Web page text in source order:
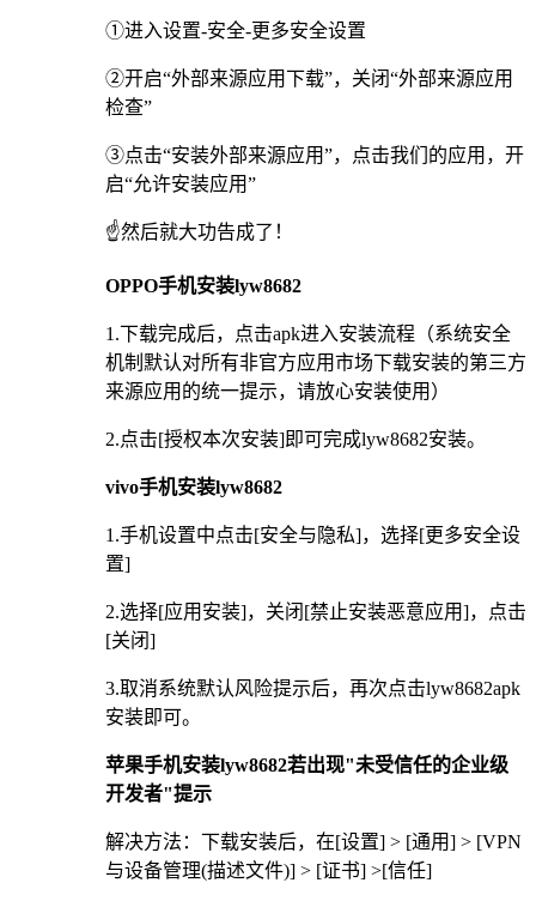
①进入设置-安全-更多安全设置
②开启“外部来源应用下载”，关闭“外部来源应用
检查”
③点击“安装外部来源应用”，点击我们的应用，开
启“允许安装应用”
☝️然后就大功告成了！
OPPO手机安装lyw8682
1.下载完成后，点击apk进入安装流程（系统安全
机制默认对所有非官方应用市场下载安装的第三方
来源应用的统一提示，请放心安装使用）
2.点击[授权本次安装]即可完成lyw8682安装。
vivo手机安装lyw8682
1.手机设置中点击[安全与隐私]，选择[更多安全设
置]
2.选择[应用安装]，关闭[禁止安装恶意应用]，点击
[关闭]
3.取消系统默认风险提示后，再次点击lyw8682apk
安装即可。
苹果手机安装lyw8682若出现"未受信任的企业级
开发者"提示
解决方法：下载安装后，在[设置] > [通用] > [VPN
与设备管理(描述文件)] > [证书] >[信任]